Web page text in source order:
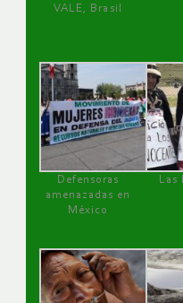
VALE, Brasil
Defensoras
amenazadas en
México
Las